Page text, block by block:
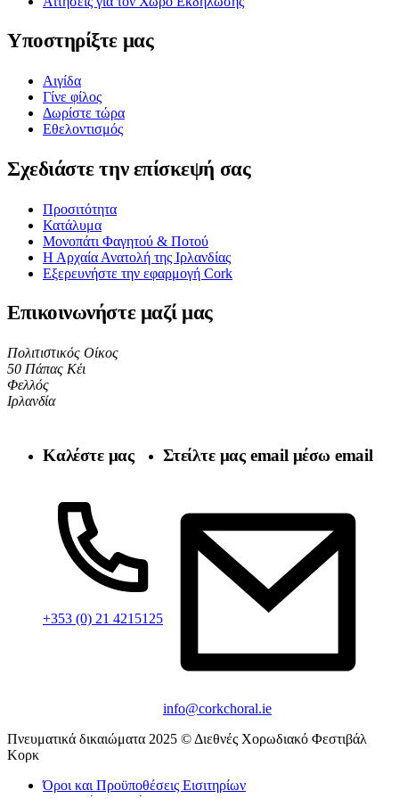
Υποστηρίξτε μας
Αιγίδα
Γίνε φίλος
Δωρίστε τώρα
Εθελοντισμός
Σχεδιάστε την επίσκεψή σας
Προσιτότητα
Κατάλυμα
Μονοπάτι Φαγητού & Ποτού
Η Αρχαία Ανατολή της Ιρλανδίας
Εξερευνήστε την εφαρμογή Cork
Επικοινωνήστε μαζί μας
Πολιτιστικός Οίκος
50 Πάπας Κέι
Φελλός
Ιρλανδία
Καλέστε μας
+353 (0) 21 4215125
Στείλτε μας email μέσω email
info@corkchoral.ie
Πνευματικά δικαιώματα 2025 © Διεθνές Χορωδιακό Φεστιβάλ
Κορκ
Όροι και Προϋποθέσεις Εισιτηρίων